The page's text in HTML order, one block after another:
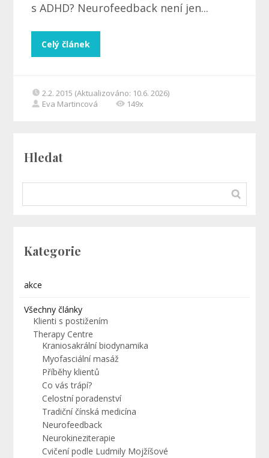
s ADHD? Neurofeedback není jen...
Celý článek
2.2. 2015 (Aktualizováno: 10.6. 2026)
Eva Martincová
149x
Hledat
Kategorie
akce
Všechny články
Klienti s postižením
Therapy Centre
Kraniosakrální biodynamika
Myofasciální masáž
Příběhy klientů
Co vás trápí?
Celostní poradenství
Tradiční čínská medicína
Neurofeedback
Neurokineziterapie
Cvičení podle Ludmily Mojžíšové